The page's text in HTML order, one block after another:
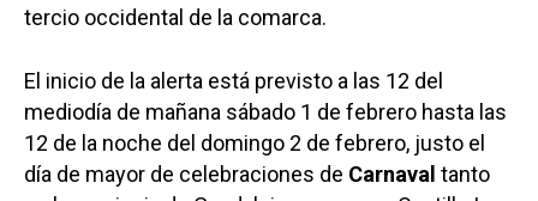
tercio occidental de la comarca.
El inicio de la alerta está previsto a las 12 del
mediodía de mañana sábado 1 de febrero hasta las
12 de la noche del domingo 2 de febrero, justo el
día de mayor de celebraciones de Carnaval tanto